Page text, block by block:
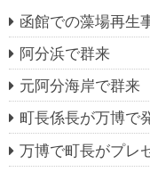
函館での藻場再生
阿分浜で群来
元阿分海岸で群来
町長係長が万博で
万博で町長がプレ